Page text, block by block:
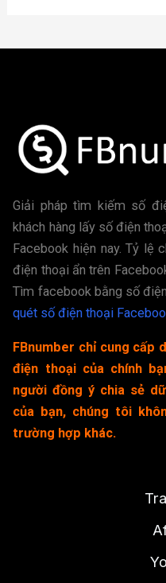
Giải pháp tìm kiếm số
khách hàng lấy số điện
Facebook hiện nay. Tỷ lệ
điện thoại ẩn trên
Tìm facebook bằng số
quét số điện thoại
FBnumber chỉ cung cấp
điện thoại của chính
người đồng ý chia sẻ
của bạn, chúng tôi
trường hợp khác.